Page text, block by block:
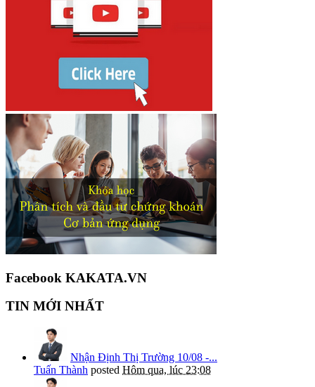
Facebook KAKATA.VN
TIN MỚI NHẤT
Nhận Định Thị Trường 10/08 -...
Tuấn Thành posted Hôm qua, lúc 23:08